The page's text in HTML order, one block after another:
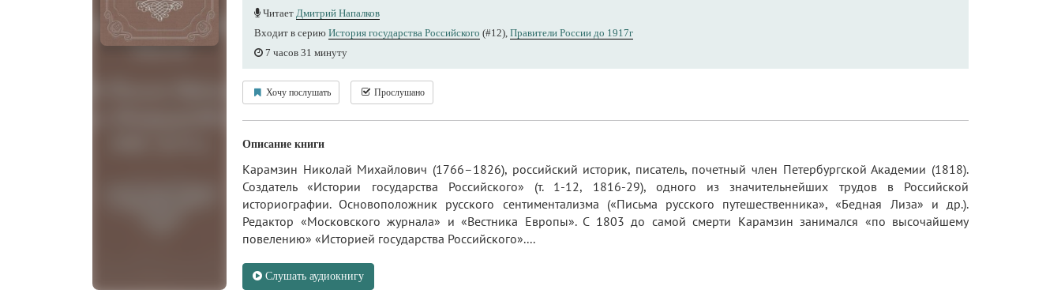
Читает Дмитрий Напалков
Входит в серию История государства Российского (#12), Правители России до 1917г
7 часов 31 минуту
Хочу послушать Прослушано
Описание книги
Карамзин Николай Михайлович (1766–1826), российский историк, писатель, почетный член Петербургской Академии (1818).
Создатель «Истории государства Российского» (т. 1-12, 1816-29), одного из значительнейших трудов в Российской
историографии. Основоположник русского сентиментализма («Письма русского путешественника», «Бедная Лиза» и др.).
Редактор «Московского журнала» и «Вестника Европы». С 1803 до самой смерти Карамзин занимался «по высочайшему
повелению» «Историей государства Российского»....
Слушать аудиокнигу